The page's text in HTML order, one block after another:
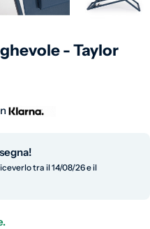
- Taylor
tra il 14/08/26 e il